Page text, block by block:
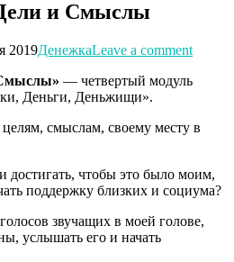
и Смыслы
2019ДенежкаLeave a comment
— четвертый модуль
Деньги, Деньжищи».
смыслам, своему месту в
достигать, чтобы это было моим,
поддержку близких и социума?
звучащих в моей голове,
услышать его и начать